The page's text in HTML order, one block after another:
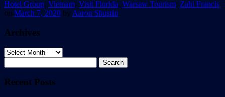
Hotel Group, Vietnam, Visit Florida, Warsaw Tourism, Zahi Francis
on March 7, 2020 by Aaron Shustin.
Archives
Archives
for:
Recent Posts